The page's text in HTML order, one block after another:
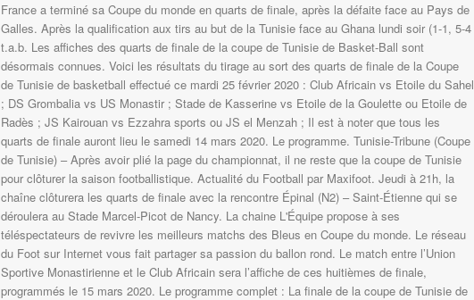
France a terminé sa Coupe du monde en quarts de finale, après la défaite face au Pays de
Galles. Après la qualification aux tirs au but de la Tunisie face au Ghana lundi soir (1-1, 5-4
t.a.b. Les affiches des quarts de finale de la coupe de Tunisie de Basket-Ball sont
désormais connues. Voici les résultats du tirage au sort des quarts de finale de la Coupe
de Tunisie de basketball effectué ce mardi 25 février 2020 : Club Africain vs Etoile du Sahel
; DS Grombalia vs US Monastir ; Stade de Kasserine vs Etoile de la Goulette ou Etoile de
Radès ; JS Kairouan vs Ezzahra sports ou JS el Menzah ; Il est à noter que tous les
quarts de finale auront lieu le samedi 14 mars 2020. Le programme. Tunisie-Tribune (Coupe
de Tunisie) – Après avoir plié la page du championnat, il ne reste que la coupe de Tunisie
pour clôturer la saison footballistique. Actualité du Football par Maxifoot. Jeudi à 21h, la
chaîne clôturera les quarts de finale avec la rencontre Épinal (N2) – Saint-Étienne qui se
déroulera au Stade Marcel-Picot de Nancy. La chaine L'Équipe propose à ses
téléspectateurs de revivre les meilleurs matchs des Bleus en Coupe du monde. Le réseau
du Foot sur Internet vous fait partager sa passion du ballon rond. Le match entre l’Union
Sportive Monastirienne et le Club Africain sera l’affiche de ces huitièmes de finale,
programmés le 15 mars 2020. Le programme complet : La finale de la coupe de Tunisie de